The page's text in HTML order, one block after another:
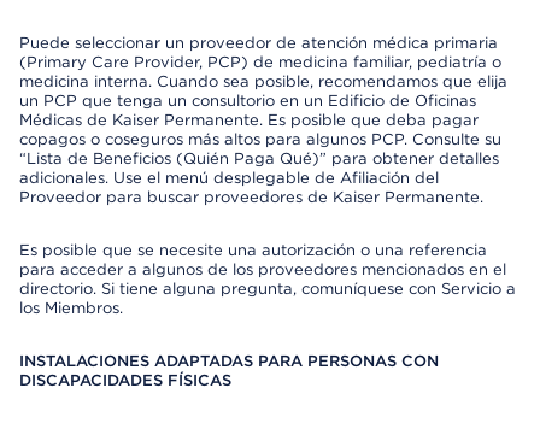
Puede seleccionar un proveedor de atención médica primaria
(Primary Care Provider, PCP) de medicina familiar, pediatría o
medicina interna. Cuando sea posible, recomendamos que elija
un PCP que tenga un consultorio en un Edificio de Oficinas
Médicas de Kaiser Permanente. Es posible que deba pagar
copagos o coseguros más altos para algunos PCP. Consulte su
“Lista de Beneficios (Quién Paga Qué)” para obtener detalles
adicionales. Use el menú desplegable de Afiliación del
Proveedor para buscar proveedores de Kaiser Permanente.
Es posible que se necesite una autorización o una referencia
para acceder a algunos de los proveedores mencionados en el
directorio. Si tiene alguna pregunta, comuníquese con Servicio a
los Miembros.
INSTALACIONES ADAPTADAS PARA PERSONAS CON
DISCAPACIDADES FÍSICAS